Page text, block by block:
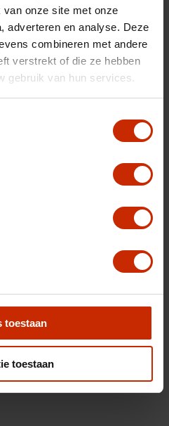
onze site met onze
adverteren en analyse. Deze
combineren met andere
verstrekt of die ze hebben
gebruik van hun services.
toestaan
toestaan